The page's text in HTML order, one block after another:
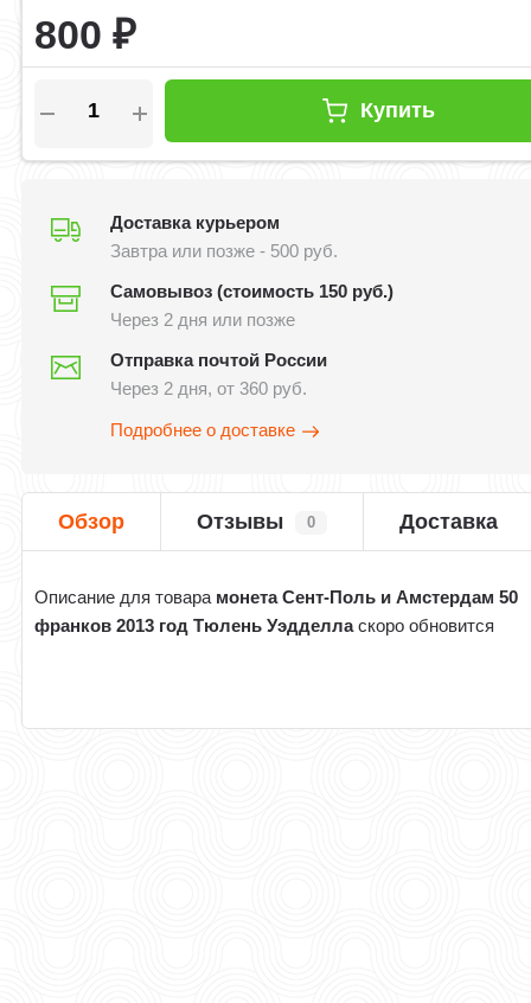
800₽
Купить
Доставка курьером
Завтра или позже - 500 руб.
Самовывоз (стоимость 150 руб.)
Через 2 дня или позже
Отправка почтой России
Через 2 дня, от 360 руб.
Подробнее о доставке
Обзор Отзывы 0 Доставка
Описание для товара монета Сент-Поль и Амстердам 50
франков 2013 год Тюлень Уэдделласкоро обновится